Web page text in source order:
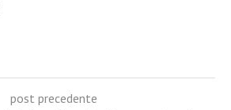
post precedente